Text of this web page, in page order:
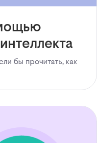
бы прочитать, как